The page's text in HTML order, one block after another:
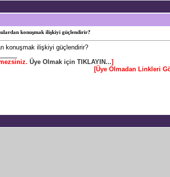
konuşmak ilişkiyi güçlendirir?
konuşmak ilişkiyi güçlendirir?
Üye Olmak için TIKLAYIN...]
[Üye Olmadan Linkleri